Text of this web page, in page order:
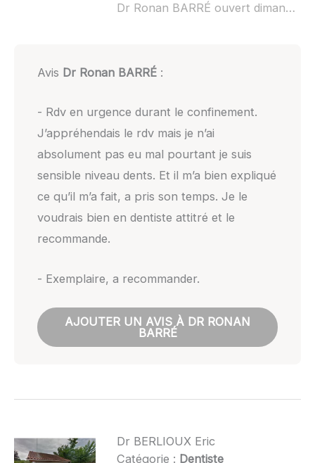
Dr Ronan BARRÉ ouvert dimanche :
Avis Dr Ronan BARRÉ:
- Rdv en urgence durant le confinement.
J’appréhendais le rdv mais je n’ai
absolument pas eu mal pourtant je suis
sensible niveau dents. Et il m’a bien expliqué
ce qu’il m’a fait, a pris son temps. Je le
voudrais bien en dentiste attitré et le
recommande.
- Exemplaire, a recommander.
AJOUTER UN AVIS À DR RONAN
BARRÉ
Dr BERLIOUX Eric
Catégorie : Dentiste